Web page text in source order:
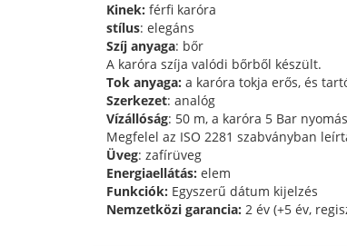
Kinek: férfi karóra
stílus: elegáns
Szíj anyaga: bőr
A karóra szíja valódi bőrből készült.
Tok anyaga: a karóra tokja erős, és
Szerkezet: analóg
Vízállóság: 50 m, a karóra 5 Bar
Megfelel az ISO 2281 szabványban
Üveg: zafírüveg
Energiaellátás: elem
Funkciók: Egyszerű dátum kijelzés
Nemzetközi garancia: 2 év (+5 év,